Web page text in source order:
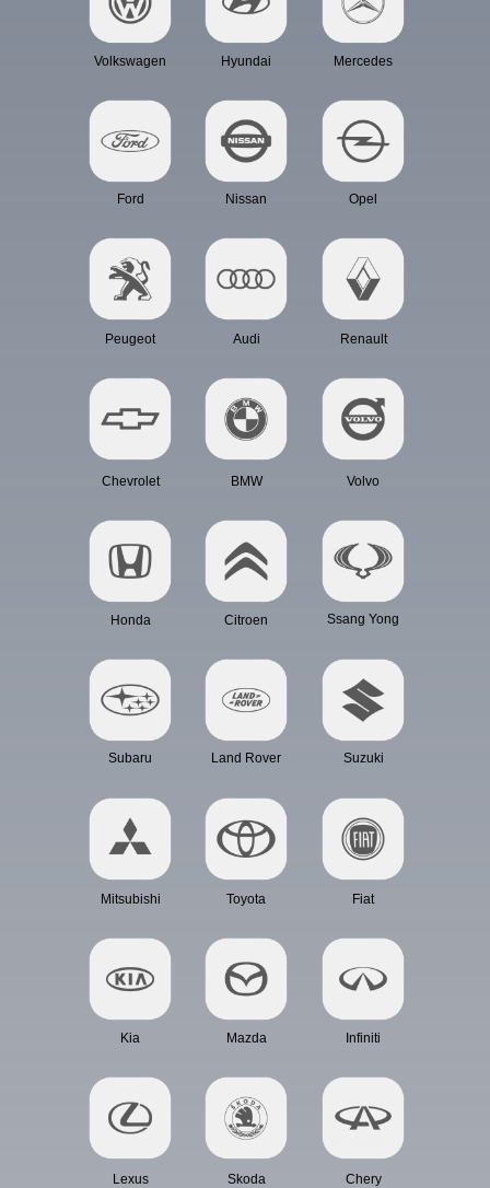
Volkswagen Hyundai
Kia
Ford
Mercedes
Mazda
Nissan Opel
Lexus
Peugeot Audi
Chery
Chevrolet BMW
Fiat
Honda Citroen
Infiniti
Skoda
Renault
Suzuki
Subaru
Volvo
Ssang Yong
Land Rover
Mitsubishi Toyota